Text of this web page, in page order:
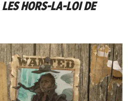
LES HORS-LA-LOI DE